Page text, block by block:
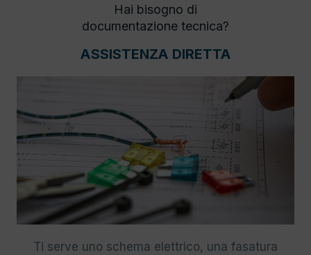
Hai bisogno di
documentazione tecnica?
ASSISTENZA DIRETTA
Ti serve uno schema elettrico, una fasatura